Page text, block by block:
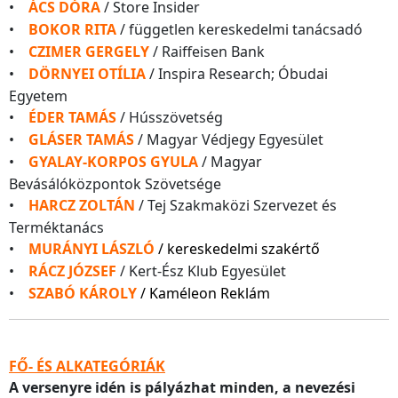
• ÁCS DÓRA/ Store Insider
• BOKOR RITA/ független kereskedelmi tanácsadó
• CZIMER GERGELY/ Raiffeisen Bank
• DÖRNYEI OTÍLIA/ Inspira Research; Óbudai
Egyetem
•
ÉDER TAMÁS/ Hússzövetség
• GLÁSER TAMÁS/ Magyar Védjegy Egyesület
• GYALAY-KORPOS GYULA/ Magyar
Bevásálóközpontok Szövetsége
• HARCZ ZOLTÁN / Tej Szakmaközi Szervezet és
Terméktanács
• MURÁNYI LÁSZLÓ / kereskedelmi szakértő
• RÁCZ JÓZSEF / Kert-Ész Klub Egyesület
•
SZABÓ KÁROLY/ Kaméleon Reklám
FŐ- ÉS ALKATEGÓRIÁK
A versenyre idén is pályázhat minden, a nevezési